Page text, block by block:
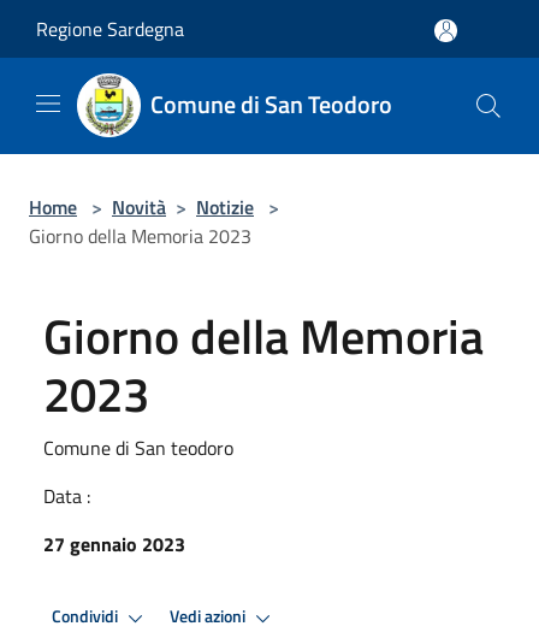
Regione Sardegna
Comune di San Teodoro
Home > Novità > Notizie >
Giorno della Memoria 2023
Giorno della Memoria
2023
Comune di San teodoro
Data :
27 gennaio 2023
Condividi Vedi azioni